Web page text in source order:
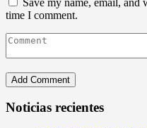
time I comment.
Noticias recientes